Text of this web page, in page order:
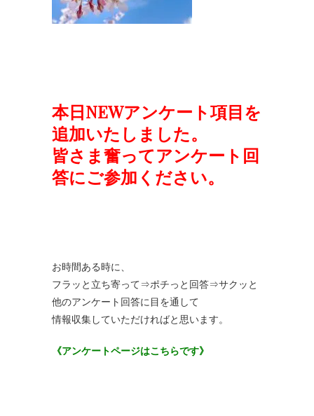
本日NEWアンケート項目を
追加いたしました。
皆さま奮ってアンケート回
答にご参加ください。
お時間ある時に、
フラッと立ち寄って⇒ポチっと回答⇒サクッと
他のアンケート回答に目を通して
情報収集していただければと思います。
《アンケートページはこちらです》